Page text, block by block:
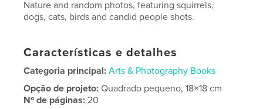
Nature and random photos, featuring squirrels,
dogs, cats, birds and candid people shots.
Características e detalhes
Categoria principal: Arts & Photography Books
Opção de projeto:Quadrado pequeno, 18×18 cm
Nº de páginas:20